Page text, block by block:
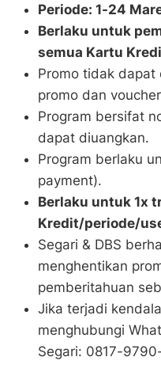
Periode: 1-24
Berlaku untuk
semua Kartu
Promo tidak dapat
promo dan
Program bersifat
dapat diuangkan.
Program berlaku
payment).
Berlaku untuk 1x
Kredit/periode/
Segari & DBS
menghentikan
pemberitahuan
Jika terjadi
menghubungi
Segari: 0817-